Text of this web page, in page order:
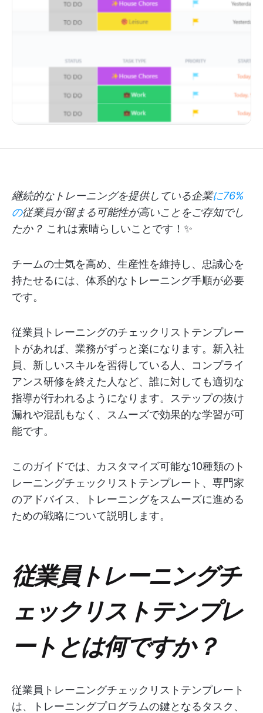
継続的なトレーニングを提供している企業に76%
の従業員が留まる可能性が高いことをご存知でし
たか？ これは素晴らしいことです！✨
チームの士気を高め、生産性を維持し、忠誠心を
持たせるには、体系的なトレーニング手順が必要
です。
従業員トレーニングのチェックリストテンプレー
トがあれば、業務がずっと楽になります。新入社
員、新しいスキルを習得している人、コンプライ
アンス研修を終えた人など、誰に対しても適切な
指導が行われるようになります。ステップの抜け
漏れや混乱もなく、スムーズで効果的な学習が可
能です。
このガイドでは、カスタマイズ可能な10種類のト
レーニングチェックリストテンプレート、専門家
のアドバイス、トレーニングをスムーズに進める
ための戦略について説明します。
従業員トレーニングチ
ェックリストテンプレ
ートとは何ですか？
従業員トレーニングチェックリストテンプレート
は、トレーニングプログラムの鍵となるタスク、